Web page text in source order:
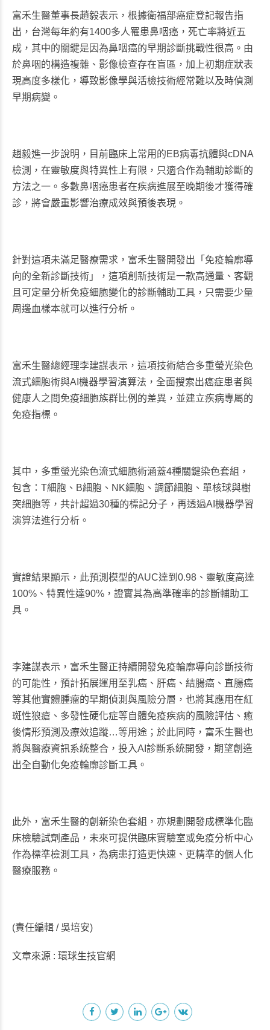
富禾生醫董事長趙毅表示，根據衛福部癌症登記報告指
出，台灣每年約有1400多人罹患鼻咽癌，死亡率將近五
成，其中的關鍵是因為鼻咽癌的早期診斷挑戰性很高。由
於鼻咽的構造複雜、影像檢查存在盲區，加上初期症狀表
現高度多樣化，導致影像學與活檢技術經常難以及時偵測
早期病變。
趙毅進一步說明，目前臨床上常用的EB病毒抗體與cDNA
檢測，在靈敏度與特異性上有限，只適合作為輔助診斷的
方法之一。多數鼻咽癌患者在疾病進展至晚期後才獲得確
診，將會嚴重影響治療成效與預後表現。
針對這項未滿足醫療需求，富禾生醫開發出「免疫輪廓導
向的全新診斷技術」，這項創新技術是一款高通量、客觀
且可定量分析免疫細胞變化的診斷輔助工具，只需要少量
周邊血樣本就可以進行分析。
富禾生醫總經理李建謀表示，這項技術結合多重螢光染色
流式細胞術與AI機器學習演算法，全面搜索出癌症患者與
健康人之間免疫細胞族群比例的差異，並建立疾病專屬的
免疫指標。
其中，多重螢光染色流式細胞術涵蓋4種關鍵染色套組，
包含：T細胞、B細胞、NK細胞、調節細胞、單核球與樹
突細胞等，共計超過30種的標記分子，再透過AI機器學習
演算法進行分析。
實證結果顯示，此預測模型的AUC達到0.98、靈敏度高達
100%、特異性達90%，證實其為高準確率的診斷輔助工
具。
李建謀表示，富禾生醫正持續開發免疫輪廓導向診斷技術
的可能性，預計拓展運用至乳癌、肝癌、結腸癌、直腸癌
等其他實體腫瘤的早期偵測與風險分層，也將其應用在紅
斑性狼瘡、多發性硬化症等自體免疫疾病的風險評估、癒
後情形預測及療效追蹤…等用途；於此同時，富禾生醫也
將與醫療資訊系統整合，投入AI診斷系統開發，期望創造
出全自動化免疫輪廓診斷工具。
此外，富禾生醫的創新染色套組，亦規劃開發成標準化臨
床檢驗試劑產品，未來可提供臨床實驗室或免疫分析中心
作為標準檢測工具，為病患打造更快速、更精準的個人化
醫療服務。
(責任編輯 / 吳培安)
文章來源 : 環球生技官網